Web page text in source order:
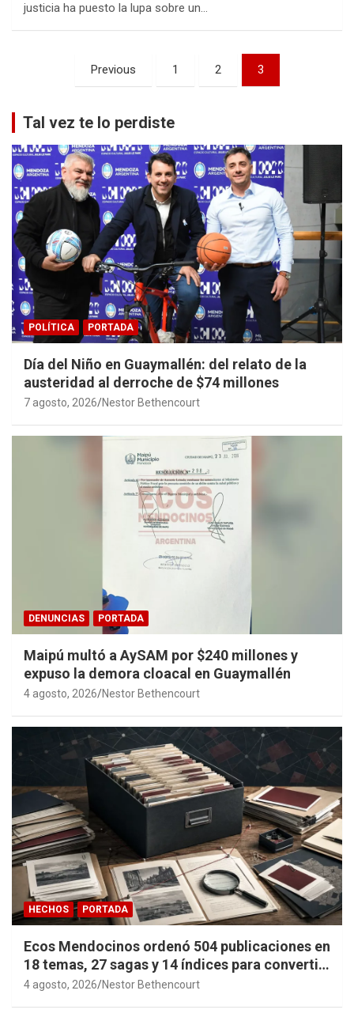
justicia ha puesto la lupa sobre un…
Paginación
entradas
Previous 1 2 3
Tal vez te lo perdiste
POLÍTICA PORTADA
Día del Niño en Guaymallén: del relato de la
austeridad al derroche de $74 millones
7 agosto, 2026 Nestor Bethencourt
DENUNCIAS PORTADA
Maipú multó a AySAM por $240 millones y
expuso la demora cloacal en Guaymallén
4 agosto, 2026 Nestor Bethencourt
HECHOS PORTADA
Ecos Mendocinos ordenó 504 publicaciones en
18 temas, 27 sagas y 14 índices para convertir
años de investigación en memoria pública
4 agosto, 2026 Nestor Bethencourt